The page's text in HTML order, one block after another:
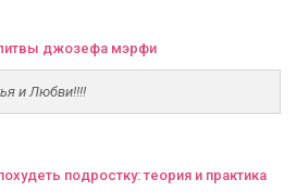
джозефа мэрфи
и Любви!!!!
подростку: теория и практика